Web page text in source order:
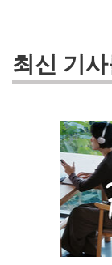
these
dropdown
will
최신 기